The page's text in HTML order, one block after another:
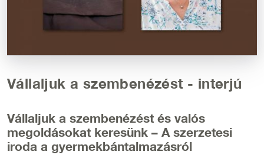
Vállaljuk a szembenézést - interjú
Vállaljuk a szembenézést és valós
megoldásokat keresünk – A szerzetesi
iroda a gyermekbántalmazásról